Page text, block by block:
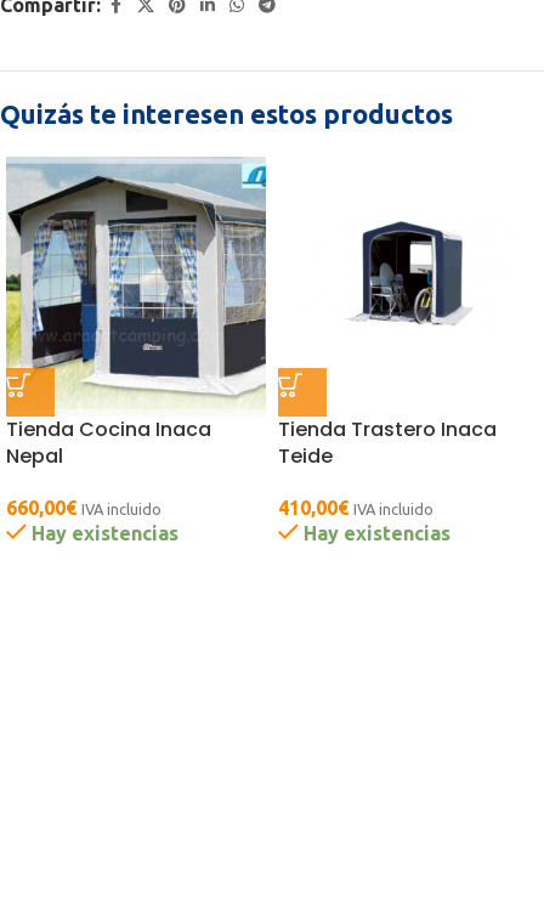
Compartir:
Quizás te interesen estos productos
Tienda Cocina Inaca
Nepal
660,00€ IVA incluido
Hay existencias
Tienda Trastero Inaca
Teide
410,00€ IVA incluido
Hay existencias